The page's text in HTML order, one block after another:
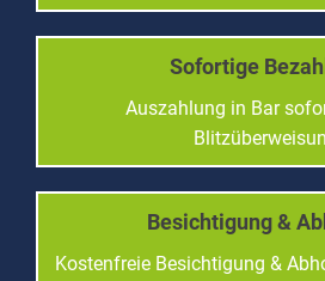
Sofortige
Auszahlung in Bar
Besichtigung &
Kostenfreie Besichtigung &